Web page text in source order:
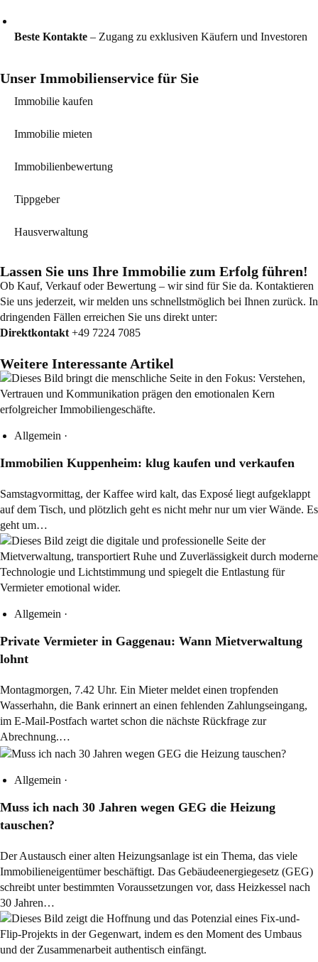
Beste Kontakte – Zugang zu exklusiven Käufern und Investoren
Unser Immobilienservice für Sie
Immobilie kaufen
Immobilie mieten
Immobilienbewertung
Tippgeber
Hausverwaltung
Lassen Sie uns Ihre Immobilie zum Erfolg führen!
Ob Kauf, Verkauf oder Bewertung – wir sind für Sie da. Kontaktieren
Sie uns jederzeit, wir melden uns schnellstmöglich bei Ihnen zurück. In
dringenden Fällen erreichen Sie uns direkt unter:
Direktkontakt +49 7224 7085
Weitere Interessante Artikel
Allgemein ·
Immobilien Kuppenheim: klug kaufen und verkaufen
Samstagvormittag, der Kaffee wird kalt, das Exposé liegt aufgeklappt
auf dem Tisch, und plötzlich geht es nicht mehr nur um vier Wände. Es
geht um…
Allgemein ·
Private Vermieter in Gaggenau: Wann Mietverwaltung
lohnt
Montagmorgen, 7.42 Uhr. Ein Mieter meldet einen tropfenden
Wasserhahn, die Bank erinnert an einen fehlenden Zahlungseingang,
im E-Mail-Postfach wartet schon die nächste Rückfrage zur
Abrechnung.…
Allgemein ·
Muss ich nach 30 Jahren wegen GEG die Heizung
tauschen?
Der Austausch einer alten Heizungsanlage ist ein Thema, das viele
Immobilieneigentümer beschäftigt. Das Gebäudeenergiegesetz (GEG)
schreibt unter bestimmten Voraussetzungen vor, dass Heizkessel nach
30 Jahren…